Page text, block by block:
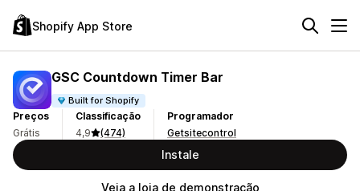
Shopify App Store
GSC Countdown Timer Bar
Built for Shopify
Preços
Grátis
Classificação
4,9
(474)
Programador
Getsitecontrol
Instale
Veja a loja de demonstração